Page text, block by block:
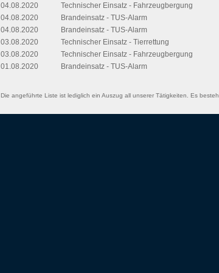
04.08.2020
Technischer Einsatz - Fahrzeugbergung
04.08.2020
Brandeinsatz - TUS-Alarm
04.08.2020
Brandeinsatz - TUS-Alarm
03.08.2020
Technischer Einsatz - Tierrettung
03.08.2020
Technischer Einsatz - Fahrzeugbergung
01.08.2020
Brandeinsatz - TUS-Alarm
Die angeführte Liste ist lediglich ein Auszug all unserer Tätigkeiten. Es